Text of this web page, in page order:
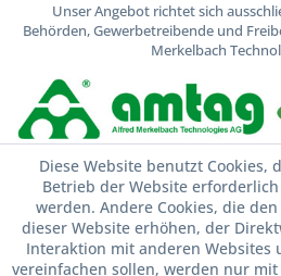
Unser Angebot richtet sich
Behörden, Gewerbetreibende und
Merkelbach
Diese Website benutzt Cookies,
Betrieb der Website
werden. Andere Cookies, die
dieser Website erhöhen, der
Interaktion mit anderen Websites
vereinfachen sollen, werden nur